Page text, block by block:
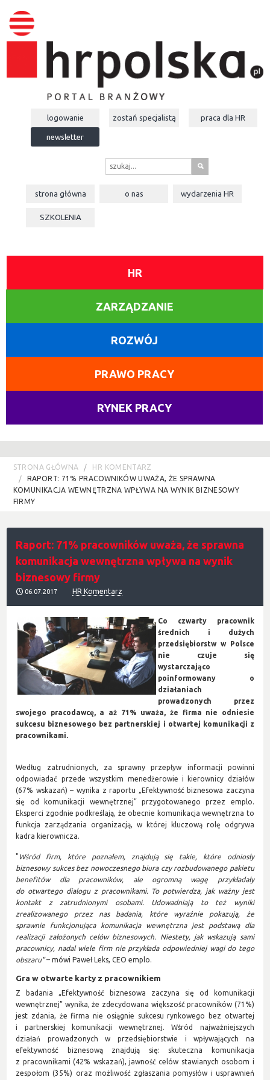
logowanie zostań specjalistą praca dla HR
newsletter
s
strona główna o nas wydarzeniaHR
SZKOLENIA
HR
ZARZĄDZANIE
ROZWÓJ
PRAWO PRACY
RYNEK PRACY
STRONA GŁÓWNA
HR KOMENTARZ
RAPORT: 71% PRACOWNIKÓW UWAŻA, ŻE SPRAWNA
KOMUNIKACJA WEWNĘTRZNA WPŁYWA NA WYNIK BIZNESOWY
FIRMY
Raport: 71% pracowników uważa, że sprawna
komunikacja wewnętrzna wpływa na wynik
biznesowy firmy
06.07.2017 HR Komentarz
Co czwarty pracownik
średnich i dużych
przedsiębiorstw w Polsce
nie czuje się
wystarczająco
poinformowany o
działaniach
prowadzonych przez
swojego pracodawcę, a aż 71% uważa, że firma nie odniesie
sukcesu biznesowego bez partnerskiej i otwartej komunikacji z
pracownikami.
Według zatrudnionych, za sprawny przepływ informacji powinni
odpowiadać przede wszystkim menedżerowie i kierownicy działów
(67% wskazań) – wynika z raportu „Efektywność biznesowa zaczyna
się od komunikacji wewnętrznej” przygotowanego przez emplo.
Eksperci zgodnie podkreślają, że obecnie komunikacja wewnętrzna to
funkcja zarządzania organizacją, w której kluczową rolę odgrywa
kadra kierownicza.
" Wśród firm, które poznałem, znajdują się takie, które odniosły
biznesowy sukces bez nowoczesnego biura czy rozbudowanego pakietu
benefitów dla pracowników, ale ogromną wagę przykładały
do otwartego dialogu z pracownikami. To potwierdza, jak ważny jest
kontakt z zatrudnionymi osobami. Udowadniają to też wyniki
zrealizowanego przez nas badania, które wyraźnie pokazują, że
sprawnie funkcjonująca komunikacja wewnętrzna jest podstawą dla
realizacji założonych celów biznesowych. Niestety, jak wskazują sami
pracownicy, nadal wiele firm nie przykłada odpowiedniej wagi do tego
obszaru"– mówi Paweł Leks, CEO emplo.
Gra w otwarte karty z pracownikiem
Z badania „Efektywność biznesowa zaczyna się od komunikacji
wewnętrznej” wynika, że zdecydowana większość pracowników (71%)
jest zdania, że firma nie osiągnie sukcesu rynkowego bez otwartej
i partnerskiej komunikacji wewnętrznej. Wśród najważniejszych
działań prowadzonych w przedsiębiorstwie i wpływających na
efektywność biznesową znajdują się: skuteczna komunikacja
z pracownikami (42% wskazań), jawność celów stawianych osobom i
zespołom (35%) oraz możliwość zgłaszania pomysłów i usprawnień